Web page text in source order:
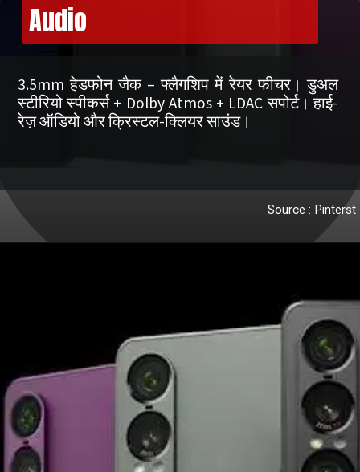
Audio
3.5mm हेडफोन जैक – फ्लैगशिप में रेयर फीचर। डुअल
स्टीरियो स्पीकर्स + Dolby Atmos + LDAC सपोर्ट। हाई-
रेज़ ऑडियो और क्रिस्टल-क्लियर साउंड।
Source : Pinterst